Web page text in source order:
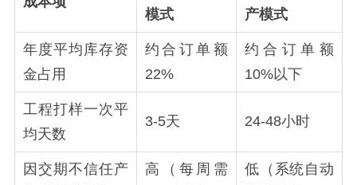
模式
产模式
年度平均库存资
金占用
约合订单额
22%
约合订单额
10%以下
工程打样一次平
均天数
3-5天 24-48小时
因交期不信任产
高（每周需
低（系统自动